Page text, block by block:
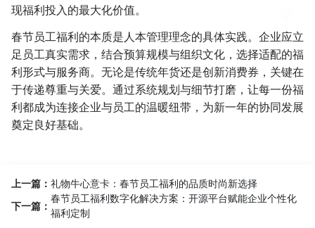
现福利投入的最大化价值。
春节员工福利的本质是人本管理理念的具体实践。企业应立
足员工真实需求，结合预算规模与组织文化，选择适配的福
利形式与服务商。无论是传统年货还是创新消费券，关键在
于传递尊重与关爱。通过系统规划与细节打磨，让每一份福
利都成为连接企业与员工的温暖纽带，为新一年的协同发展
奠定良好基础。
上一篇： 礼物牛心意卡：春节员工福利的品质时尚新选择
下一篇：
春节员工福利数字化解决方案：开源平台赋能企业个性化
福利定制